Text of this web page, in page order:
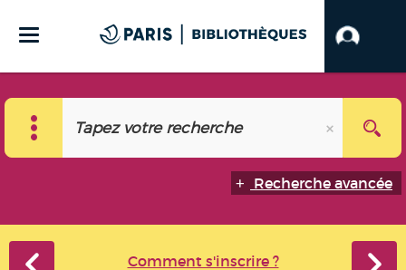
Recherche avancée
Comment s'inscrire ?